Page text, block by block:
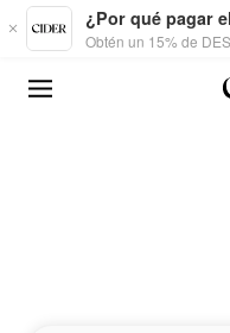
Skip to main content
¿Por qué pagar
Obtén un 15% de